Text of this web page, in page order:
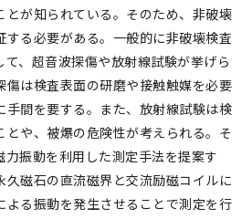
とが知られている。そのため、非破壊
する必要がある。一般的に非破壊検査
て、超音波探傷や放射線試験が挙げら
傷は検査表面の研磨や接触触媒を必要
手間を要する。また、放射線試験は検
とや、被爆の危険性が考えられる。そ
力振動を利用した測定手法を提案す
久磁石の直流磁界と交流励磁コイルに
よる振動を発生させることで測定を行